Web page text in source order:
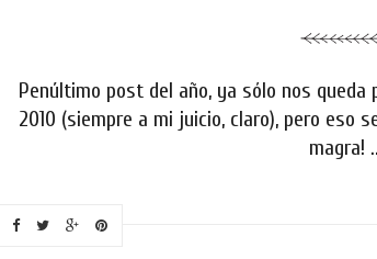
Penúltimo post del año, ya sólo nos
2010 (siempre a mi juicio, claro), pero eso
magra!